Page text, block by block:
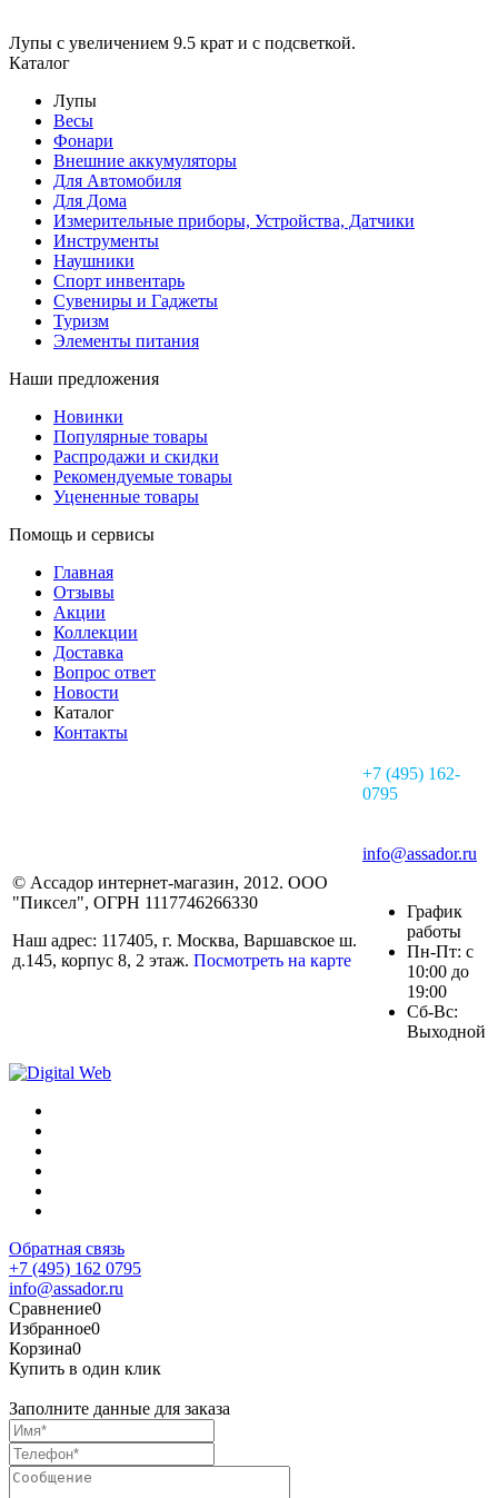
Лупы с увеличением 9.5 крат и с подсветкой.
Каталог
Лупы
Весы
Фонари
Внешние аккумуляторы
Для Автомобиля
Для Дома
Измерительные приборы, Устройства, Датчики
Инструменты
Наушники
Спорт инвентарь
Сувениры и Гаджеты
Туризм
Элементы питания
Наши предложения
Новинки
Популярные товары
Распродажи и скидки
Рекомендуемые товары
Уцененные товары
Помощь и сервисы
Главная
Отзывы
Акции
Коллекции
Доставка
Вопрос ответ
Новости
Каталог
Контакты
© Ассадор интернет-магазин, 2012. ООО
"Пиксел", ОГРН 1117746266330
Наш адрес: 117405, г. Москва, Варшавское ш.
д.145, корпус 8, 2 этаж. Посмотреть на карте
+7 (495) 162-
0795
info@assador.ru
График
работы
Пн-Пт: с
10:00 до
19:00
Сб-Вс:
Выходной
Обратная связь
+7 (495) 162 0795
info@assador.ru
Сравнение0
Избранное0
Корзина0
Купить в один клик
Заполните данные для заказа